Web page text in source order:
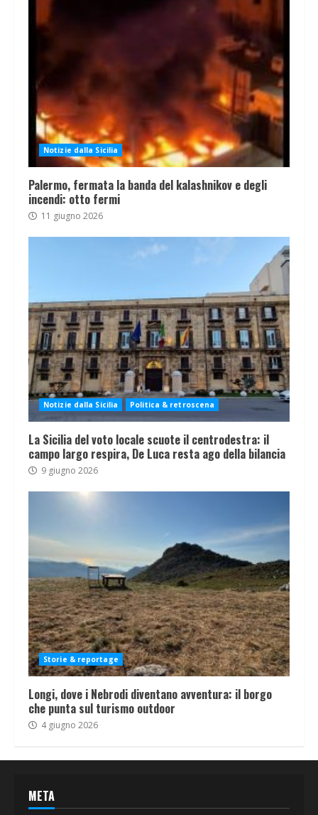
Notizie dalla Sicilia
Palermo, fermata la banda del kalashnikov e degli
incendi: otto fermi
11 giugno 2026
Notizie dalla Sicilia Politica & retroscena
La Sicilia del voto locale scuote il centrodestra: il
campo largo respira, De Luca resta ago della bilancia
9 giugno 2026
Storie & reportage
Longi, dove i Nebrodi diventano avventura: il borgo
che punta sul turismo outdoor
4 giugno 2026
META